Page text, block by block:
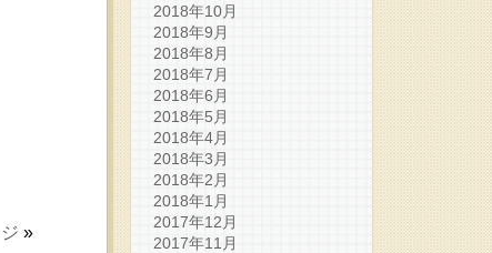
»
2018年10月
2018年9月
2018年8月
2018年7月
2018年6月
2018年5月
2018年4月
2018年3月
2018年2月
2018年1月
2017年12月
2017年11月